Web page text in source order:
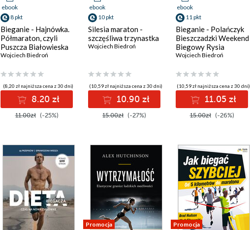
ebook
8 pkt
Bieganie - Hajnówka.
Półmaraton, czyli
Puszcza Białowieska
po raz drugi
Wojciech Biedroń
(8,20 zł najniższa cena z 30 dni)
8.20 zł
11.00zł (-25%)
ebook
10 pkt
Silesia maraton -
szczęśliwa trzynastka
Wojciech Biedroń
(10,59 zł najniższa cena z 30 dni)
10.90 zł
15.00zł (-27%)
ebook
11 pkt
Bieganie - Polańczyk
Bieszczadzki Weekend
Biegowy Rysia
Wojciech Biedroń
(10,59 zł najniższa cena z 30 dni)
11.05 zł
15.00zł (-26%)
Promocja Promocja